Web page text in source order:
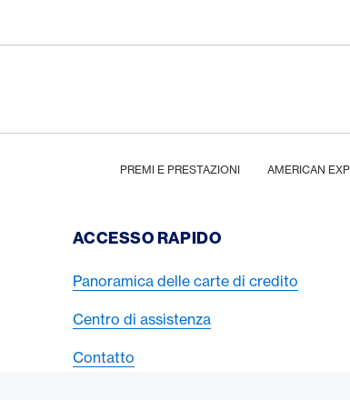
Footer
PREMI E PRESTAZIONI AMERICAN
Footer Navigation
ACCESSO RAPIDO
Panoramica delle carte di credito
Centro di assistenza
Contatto